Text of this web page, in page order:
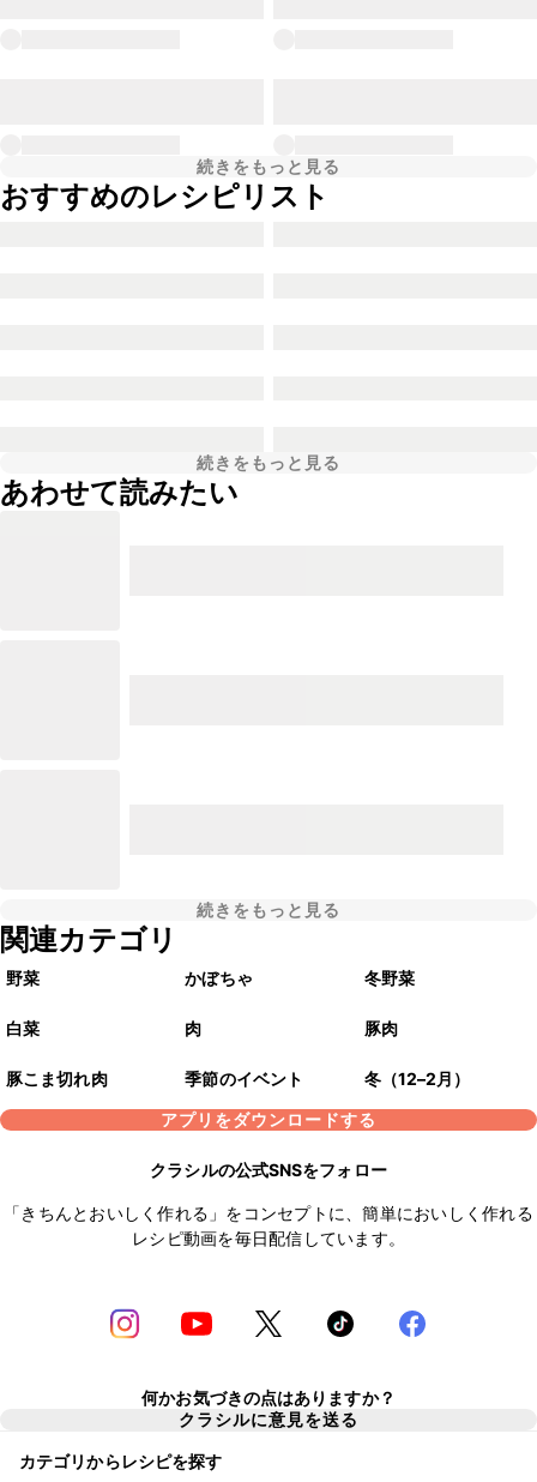
続きをもっと見る
おすすめのレシピリスト
続きをもっと見る
あわせて読みたい
続きをもっと見る
関連カテゴリ
野菜 かぼちゃ 冬野菜
白菜 肉 豚肉
豚こま切れ肉 季節のイベント
冬（12–2月）
アプリをダウンロードする
クラシルの公式SNSをフォロー
「きちんとおいしく作れる」をコンセプトに、簡単においしく作れる
レシピ動画を毎日配信しています。
何かお気づきの点はありますか？
クラシルに意見を送る
カテゴリからレシピを探す